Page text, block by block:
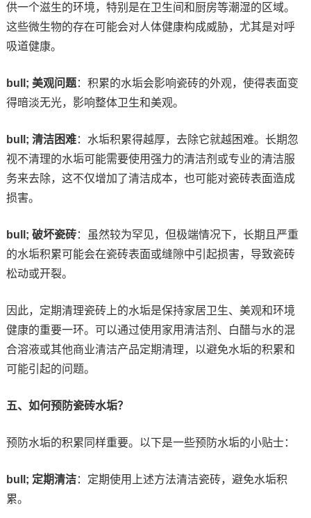
供一个滋生的环境，特别是在卫生间和厨房等潮湿的区域。
这些微生物的存在可能会对人体健康构成威胁，尤其是对呼
吸道健康。
bull; 美观问题：积累的水垢会影响瓷砖的外观，使得表面变
得暗淡无光，影响整体卫生和美观。
bull; 清洁困难：水垢积累得越厚，去除它就越困难。长期忽
视不清理的水垢可能需要使用强力的清洁剂或专业的清洁服
务来去除，这不仅增加了清洁成本，也可能对瓷砖表面造成
损害。
bull; 破坏瓷砖：虽然较为罕见，但极端情况下，长期且严重
的水垢积累可能会在瓷砖表面或缝隙中引起损害，导致瓷砖
松动或开裂。
因此，定期清理瓷砖上的水垢是保持家居卫生、美观和环境
健康的重要一环。可以通过使用家用清洁剂、白醋与水的混
合溶液或其他商业清洁产品定期清理，以避免水垢的积累和
可能引起的问题。
五、如何预防瓷砖水垢？
预防水垢的积累同样重要。以下是一些预防水垢的小贴士：
bull; 定期清洁：定期使用上述方法清洁瓷砖，避免水垢积
累。